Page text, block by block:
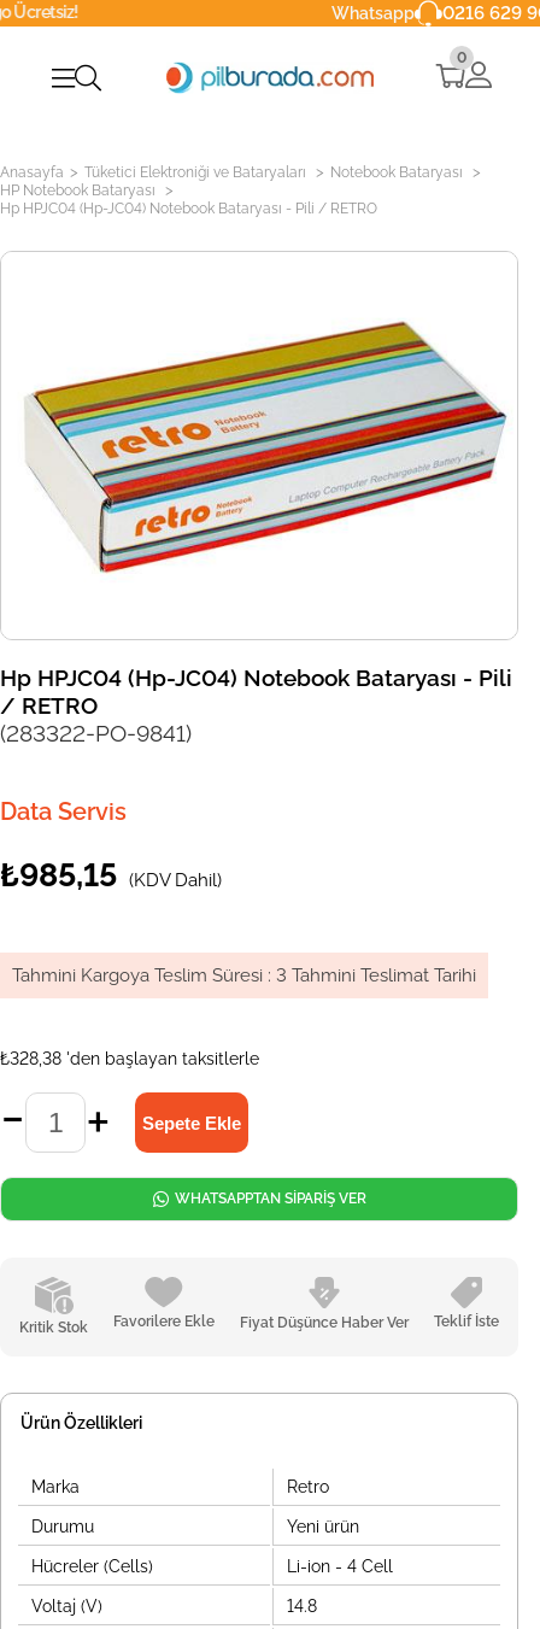
Whatsapp 0216 629 90 40
0
Anasayfa > Tüketici Elektroniği ve Bataryaları > Notebook Bataryası >
HP Notebook Bataryası >
Hp HPJC04 (Hp-JC04) Notebook Bataryası - Pili / RETRO
Hp HPJC04 (Hp-JC04) Notebook Bataryası - Pili
/ RETRO
(283322-PO-9841)
Data Servis
₺985,15 (KDV Dahil)
Tahmini Kargoya Teslim Süresi : 3 Tahmini Teslimat Tarihi
₺328,38 'den başlayan taksitlerle
Kritik Stok Favorilere Ekle Fiyat Düşünce Haber Ver Teklif İste
WHATSAPPTAN SİPARİŞ VER
Ürün Özellikleri
Marka Retro
Durumu Yeni ürün
Hücreler (Cells) Li-ion - 4 Cell
Voltaj (V) 14.8